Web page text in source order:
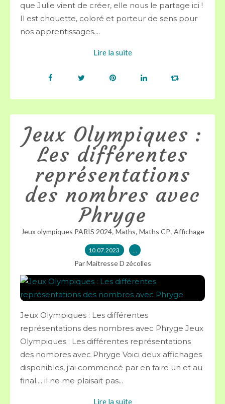
que Julie vient de créer, elle nous le partage ici !
Il est chouette, coloré et porteur de sens pour
nos apprentissages....
Lire la suite
Jeux Olympiques :
Les différentes
représentations
des nombres avec
Phryge
Jeux olympiques PARIS 2024, Maths, Maths CP, Affichage
10.07.2023 …
Par Maitresse D zécolles
Jeux Olympiques : Les différentes
représentations des nombres avec Phryge Jeux
Olympiques : Les différentes représentations
des nombres avec Phryge Voici deux affichages
disponibles, j'ai commencé par en faire un et au
final.... il ne me plaisait pas...
Lire la suite